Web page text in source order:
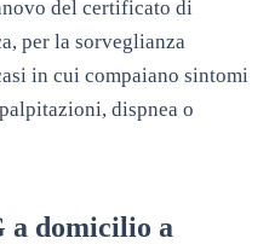
del certificato di
per la sorveglianza
in cui compaiano sintomi
dispnea o
a domicilio a